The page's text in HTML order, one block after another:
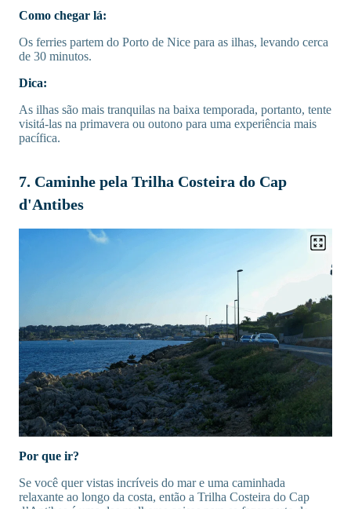
Como chegar lá:
Os ferries partem do Porto de Nice para as ilhas, levando cerca
de 30 minutos.
Dica:
As ilhas são mais tranquilas na baixa temporada, portanto, tente
visitá-las na primavera ou outono para uma experiência mais
pacífica.
7. Caminhe pela Trilha Costeira do Cap
d'Antibes
Por que ir?
Se você quer vistas incríveis do mar e uma caminhada
relaxante ao longo da costa, então a Trilha Costeira do Cap